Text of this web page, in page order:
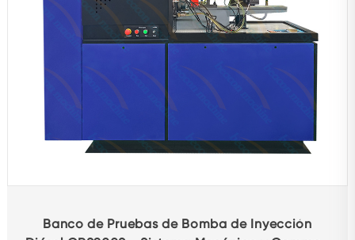
Banco de Pruebas de Bomba de Inyección